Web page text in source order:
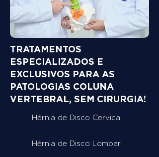
TRATAMENTOS
ESPECIALIZADOS E
EXCLUSIVOS PARA AS
PATOLOGIAS COLUNA
VERTEBRAL, SEM CIRURGIA!
Hérnia de Disco Cervical
Hérnia de Disco Lombar